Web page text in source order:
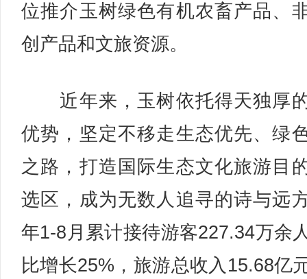
位推介玉树绿色有机农畜产品、
创产品和文旅资源。
近年来，玉树依托得天独厚
优势，坚定不移走生态优先、绿
之路，打造国际生态文化旅游目
选区，成为无数人追寻的诗与远
年1-8月累计接待游客227.34万余
比增长25%，旅游总收入15.68亿